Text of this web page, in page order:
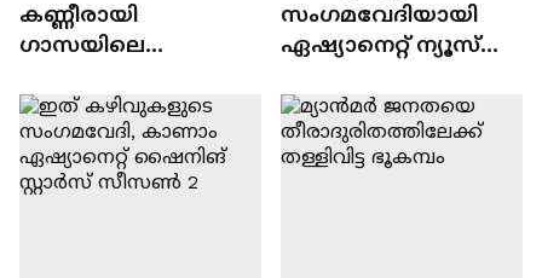
കണ്ണീരായി
ഗാസയിലെ
കുഞ്ഞുങ്ങൾ
സംഗമവേദിയായി
ഏഷ്യാനെറ്റ് ന്യൂസ്
സീസൺ 2